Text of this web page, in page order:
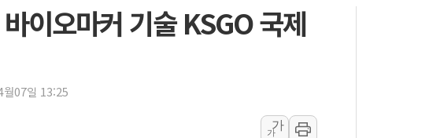
[사진] 이슬람 수니파 3개국, 공동방위협정 체결
뉴욕증시 개장 전 특징주...아틀라시안·클라우드플레어·태양광
李 "해남 태양광, 대한민국 다음 100년 밑거름…수도권 집중 완화
이오마커 기술 KSGO 국제
월07일 13:25
가
가